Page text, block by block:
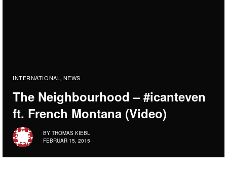
INTERNATIONAL NEWS
The Neighbourhood – #icanteven
ft. French Montana (Video)
BY THOMAS KIEBL
FEBRUAR 15, 2015